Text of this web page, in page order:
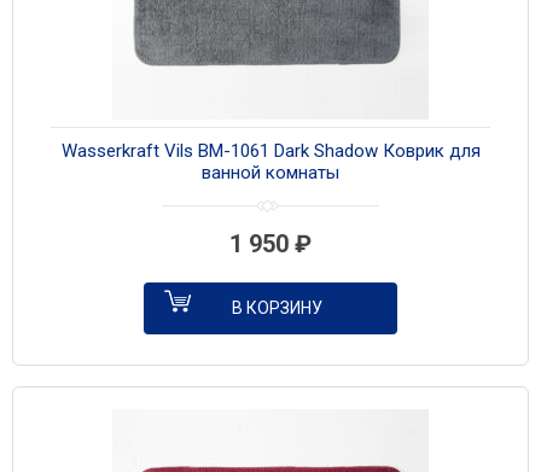
Wasserkraft Vils BM-1061 Dark Shadow Коврик для
ванной комнаты
1 950 ₽
В КОРЗИНУ